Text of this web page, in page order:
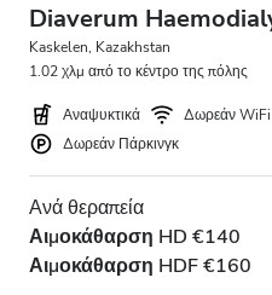
Diaverum
Kaskelen, Kazakhstan
1.02 χλμ από το κέντρο της πόλης
Αναψυκτικά Δωρεάν WiFi
Δωρεάν Πάρκινγκ
Ανά θεραπεία
Αιμοκάθαρση HD €140
Αιμοκάθαρση HDF €160